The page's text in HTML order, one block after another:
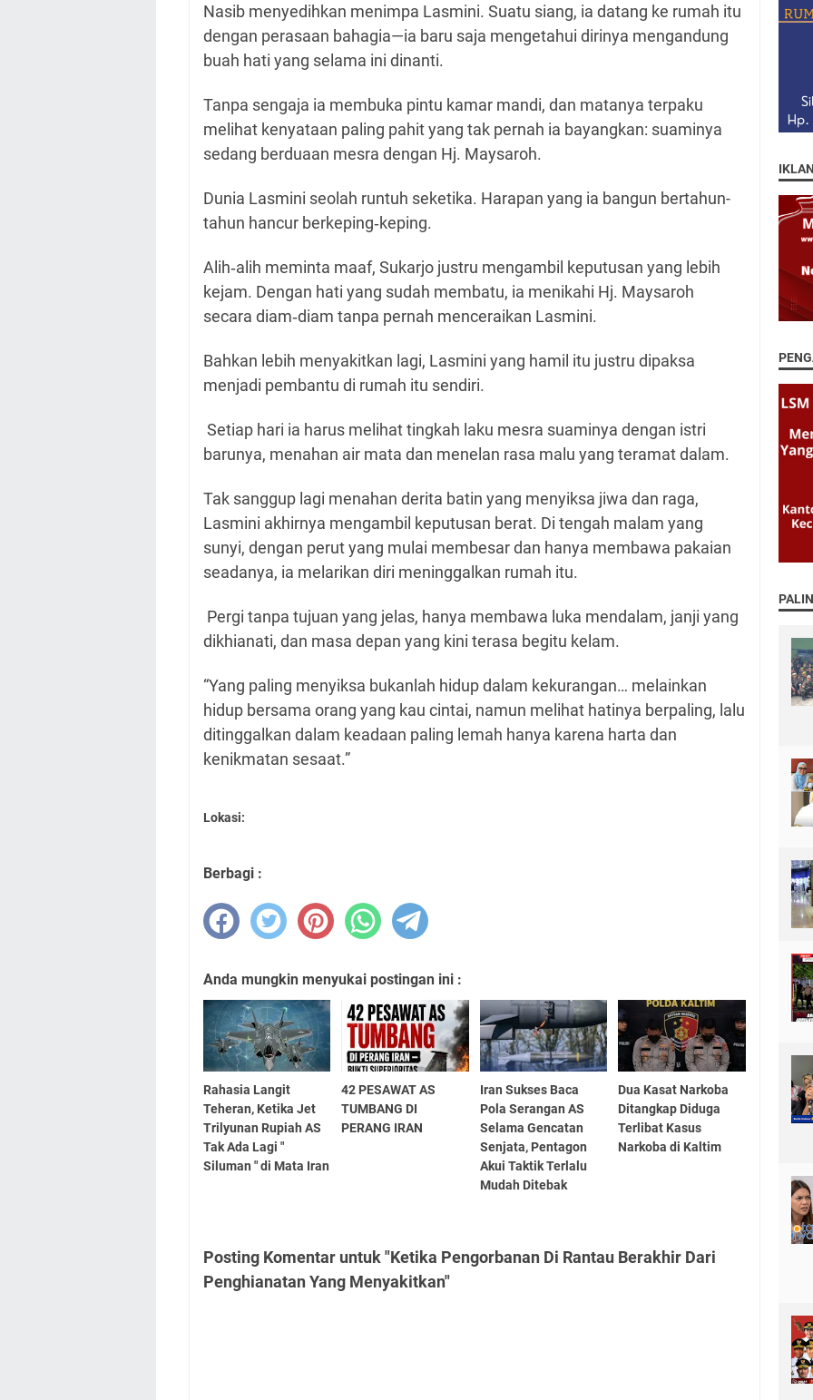
Nasib menyedihkan menimpa Lasmini. Suatu siang, ia datang ke rumah itu
dengan perasaan bahagia—ia baru saja mengetahui dirinya mengandung
buah hati yang selama ini dinanti.
Tanpa sengaja ia membuka pintu kamar mandi, dan matanya terpaku
melihat kenyataan paling pahit yang tak pernah ia bayangkan: suaminya
sedang berduaan mesra dengan Hj. Maysaroh.
Dunia Lasmini seolah runtuh seketika. Harapan yang ia bangun bertahun-
tahun hancur berkeping‑keping.
Alih‑alih meminta maaf, Sukarjo justru mengambil keputusan yang lebih
kejam. Dengan hati yang sudah membatu, ia menikahi Hj. Maysaroh
secara diam‑diam tanpa pernah menceraikan Lasmini.
Bahkan lebih menyakitkan lagi, Lasmini yang hamil itu justru dipaksa
menjadi pembantu di rumah itu sendiri.
Setiap hari ia harus melihat tingkah laku mesra suaminya dengan istri
barunya, menahan air mata dan menelan rasa malu yang teramat dalam.
Tak sanggup lagi menahan derita batin yang menyiksa jiwa dan raga,
Lasmini akhirnya mengambil keputusan berat. Di tengah malam yang
sunyi, dengan perut yang mulai membesar dan hanya membawa pakaian
seadanya, ia melarikan diri meninggalkan rumah itu.
Pergi tanpa tujuan yang jelas, hanya membawa luka mendalam, janji yang
dikhianati, dan masa depan yang kini terasa begitu kelam.
“Yang paling menyiksa bukanlah hidup dalam kekurangan… melainkan
hidup bersama orang yang kau cintai, namun melihat hatinya berpaling, lalu
ditinggalkan dalam keadaan paling lemah hanya karena harta dan
kenikmatan sesaat.”
Lokasi:
Berbagi :
Anda mungkin menyukai postingan ini :
Rahasia Langit
Teheran, Ketika Jet
Trilyunan Rupiah AS
Tak Ada Lagi "
Siluman " di Mata Iran
42 PESAWAT AS
TUMBANG DI
PERANG IRAN
Iran Sukses Baca
Pola Serangan AS
Selama Gencatan
Senjata, Pentagon
Akui Taktik Terlalu
Mudah Ditebak
Dua Kasat Narkoba
Ditangkap Diduga
Terlibat Kasus
Narkoba di Kaltim
Posting Komentar untuk "Ketika Pengorbanan Di Rantau Berakhir Dari
Penghianatan Yang Menyakitkan"